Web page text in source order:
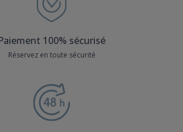
100% sécurisé
Réservez en toute sécurité